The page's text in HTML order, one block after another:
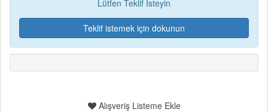
Lütfen Teklif İsteyin
Teklif istemek için dokunun
Alışveriş Listeme Ekle